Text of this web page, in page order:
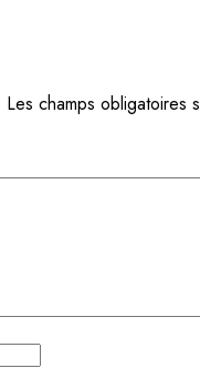
Les champs obligatoires